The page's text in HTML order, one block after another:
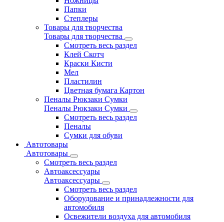
Папки
Степлеры
Товары для творчества
Товары для творчества
Смотреть весь раздел
Клей Скотч
Краски Кисти
Мел
Пластилин
Цветная бумага Картон
Пеналы Рюкзаки Сумки
Пеналы Рюкзаки Сумки
Смотреть весь раздел
Пеналы
Сумки для обуви
Автотовары
Автотовары
Смотреть весь раздел
Автоаксессуары
Автоаксессуары
Смотреть весь раздел
Оборудование и принадлежности для
автомобиля
Освежители воздуха для автомобиля